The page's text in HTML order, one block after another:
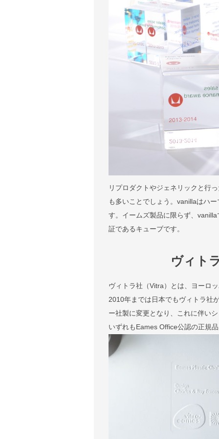
リプロダクトやジェネリックと行
も多いことでしょう。vanillaはハ
す。イームズ製品に限らず、
証であるキューブです。
ヴィト
ヴィトラ社（Vitra）とは、ヨーロ
2010年までは日本でもヴィトラ社
ー社製に変更となり、これに伴い
いずれもEames Office公認の正規